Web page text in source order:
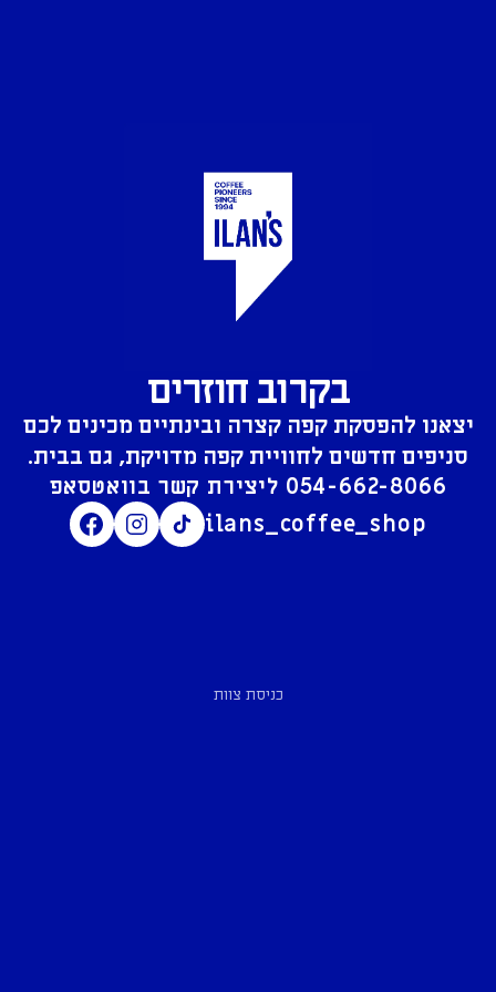
בקרוב חוזרים
יצאנו להפסקת קפה קצרה ובינתיים מכינים לכם
סניפים חדשים לחוויית קפה מדויקת, גם בבית.
054-662-8066
ilans_coffee_shop
כניסת צוות